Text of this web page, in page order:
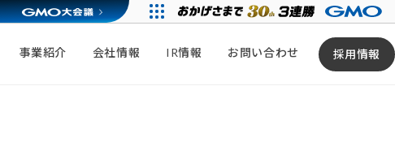
事業紹介 会社情報 IR情報 お問い合わせ 採用情報